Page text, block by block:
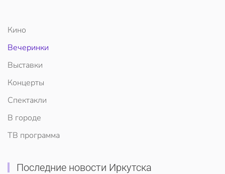
Кино
Вечеринки
Выставки
Концерты
Спектакли
В городе
ТВ программа
Последние новости Иркутска